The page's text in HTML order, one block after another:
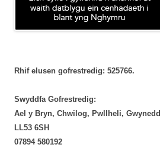
Rhif elusen gofrestredig: 525766.
Swyddfa Gofrestredig:
Ael y Bryn, Chwilog, Pwllheli, Gwynedd
LL53 6SH
‭07894 580192‬